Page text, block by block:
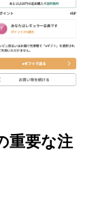
重要な注